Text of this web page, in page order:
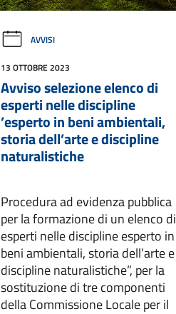
AVVISI
13 OTTOBRE 2023
Avviso selezione elenco di
esperti nelle discipline
’esperto in beni ambientali,
storia dell’arte e discipline
naturalistiche
Procedura ad evidenza pubblica
per la formazione di un elenco di
esperti nelle discipline esperto in
beni ambientali, storia dell’arte e
discipline naturalistiche”, per la
sostituzione di tre componenti
della Commissione Locale per il